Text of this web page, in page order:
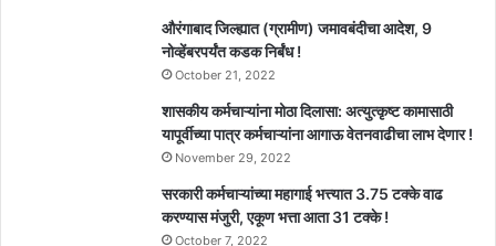
औरंगाबाद जिल्ह्यात (ग्रामीण) जमावबंदीचा आदेश, 9
नोव्हेंबरपर्यंत कडक निर्बंध !
October 21, 2022
शासकीय कर्मचाऱ्यांना मोठा दिलासा: अत्युत्कृष्ट कामासाठी
यापूर्वीच्या पात्र कर्मचाऱ्यांना आगाऊ वेतनवाढीचा लाभ देणार !
November 29, 2022
सरकारी कर्मचाऱ्यांच्या महागाई भत्त्यात 3.75 टक्के वाढ
करण्यास मंजुरी, एकूण भत्ता आता 31 टक्के !
October 7, 2022